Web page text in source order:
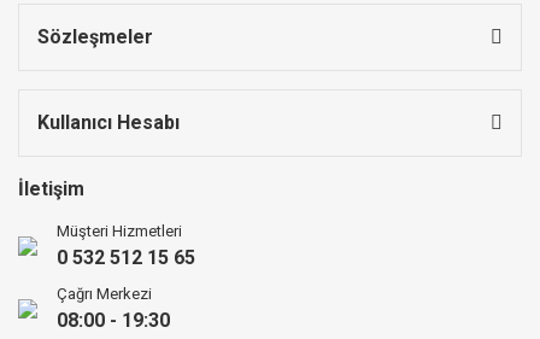
Sözleşmeler
Kullanıcı Hesabı
İletişim
Müşteri Hizmetleri
0 532 512 15 65
Çağrı Merkezi
08:00 - 19:30